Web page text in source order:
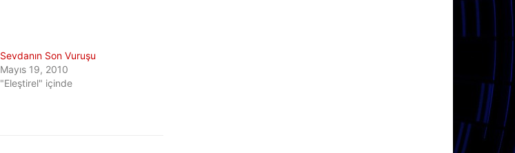
Sevdanın Son Vuruşu
Mayıs 19, 2010
"Eleştirel" içinde